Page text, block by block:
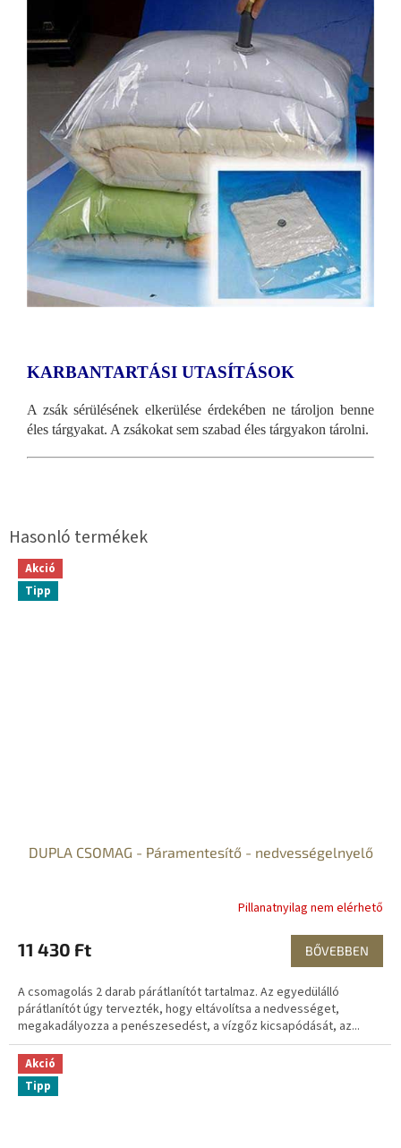
KARBANTARTÁSI UTASÍTÁSOK
A zsák sérülésének elkerülése érdekében ne tároljon benne
éles tárgyakat. A zsákokat sem szabad éles tárgyakon tárolni.
Akció
Tipp
DUPLA CSOMAG - Páramentesítő - nedvességelnyelő
Pillanatnyilag nem elérhető
11 430 Ft BŐVEBBEN
A csomagolás 2 darab párátlanítót tartalmaz. Az egyedülálló
párátlanítót úgy tervezték, hogy eltávolítsa a nedvességet,
megakadályozza a penészesedést, a vízgőz kicsapódását, az...
Akció
Tipp